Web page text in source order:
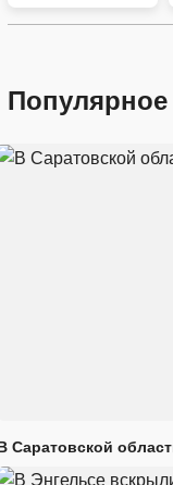
Саратовской